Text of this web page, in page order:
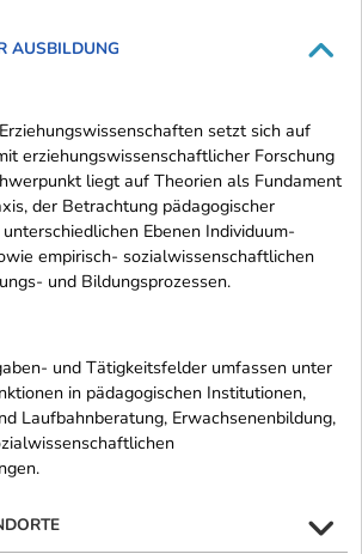
AUSBILDUNG
setzt sich auf
erziehungswissenschaftlicher Forschung
liegt auf Theorien als Fundament
der Betrachtung pädagogischer
Ebenen Individuum-
empirisch- sozialwissenschaftlichen
und Bildungsprozessen.
und Tätigkeitsfelder umfassen unter
in pädagogischen Institutionen,
Laufbahnberatung, Erwachsenenbildung,